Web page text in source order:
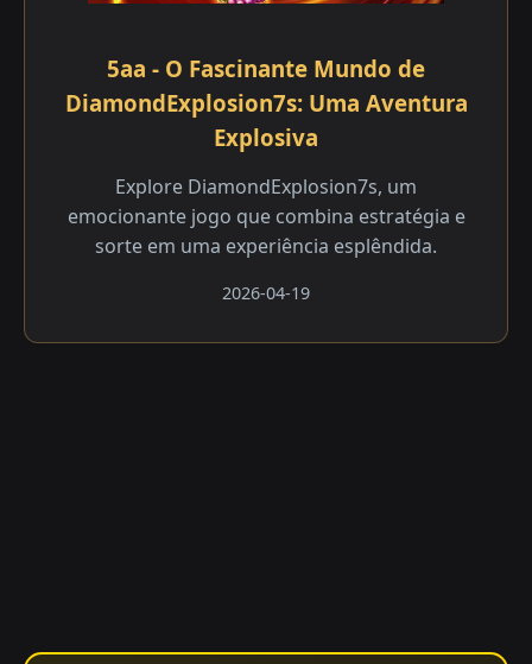
5aa - O Fascinante Mundo de
DiamondExplosion7s: Uma Aventura
Explosiva
Explore DiamondExplosion7s, um
emocionante jogo que combina estratégia e
sorte em uma experiência esplêndida.
2026-04-19